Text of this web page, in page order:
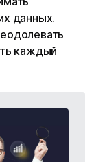
данных.
каждый